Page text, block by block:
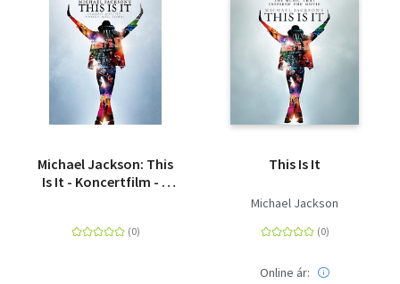
Michael Jackson: This
Is It - Koncertfilm - 1
This Is It
Michael Jackson
Online ár: